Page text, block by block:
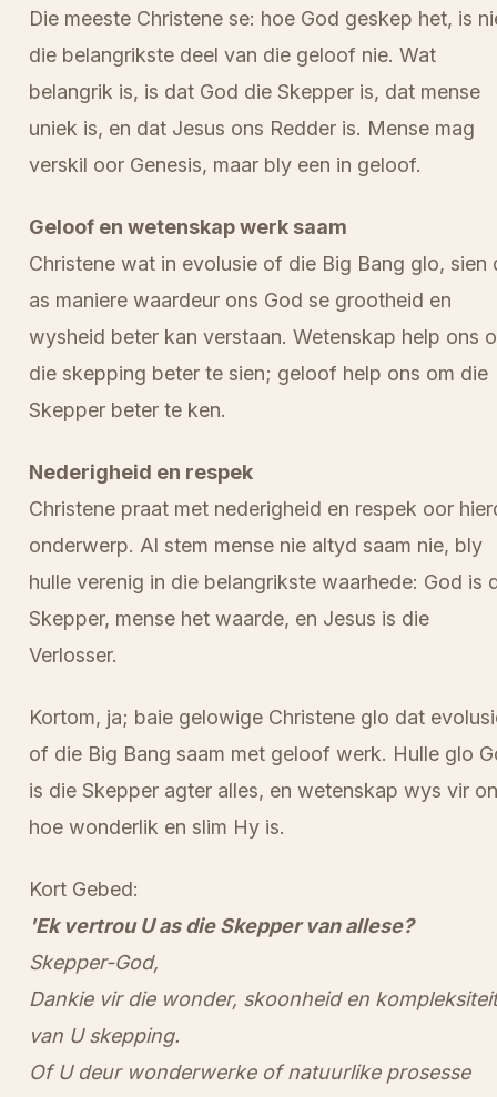
Die meeste Christene se: hoe God geskep het, is
die belangrikste deel van die geloof nie. Wat
belangrik is, is dat God die Skepper is, dat mense
uniek is, en dat Jesus ons Redder is. Mense mag
verskil oor Genesis, maar bly een in geloof.
Geloof en wetenskap werk saam
Christene wat in evolusie of die Big Bang glo, sien
as maniere waardeur ons God se grootheid en
wysheid beter kan verstaan. Wetenskap help ons
die skepping beter te sien; geloof help ons om die
Skepper beter te ken.
Nederigheid en respek
Christene praat met nederigheid en respek oor
onderwerp. Al stem mense nie altyd saam nie, bly
hulle verenig in die belangrikste waarhede: God is
Skepper, mense het waarde, en Jesus is die
Verlosser.
Kortom, ja; baie gelowige Christene glo dat
of die Big Bang saam met geloof werk. Hulle glo
is die Skepper agter alles, en wetenskap wys vir
hoe wonderlik en slim Hy is.
Kort Gebed:
'Ek vertrou U as die Skepper van allese?
Skepper-God,
Dankie vir die wonder, skoonheid en kompleksiteit
van U skepping.
Of U deur wonderwerke of natuurlike prosesse